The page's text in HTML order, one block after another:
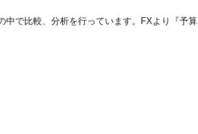
中で比較、分析を行っています。FXより『予算